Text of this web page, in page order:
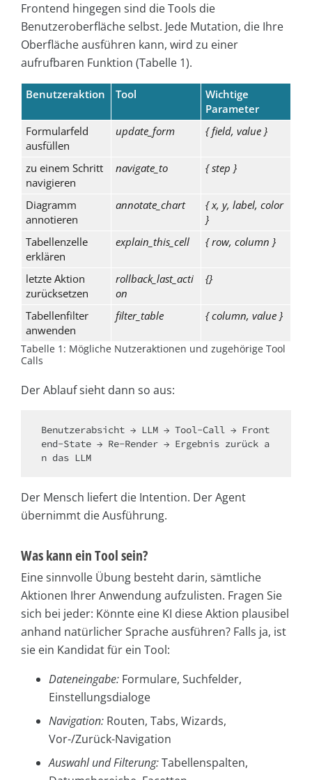
Frontend hingegen sind die Tools die
Benutzeroberfläche selbst. Jede Mutation, die Ihre
Oberfläche ausführen kann, wird zu einer
aufrufbaren Funktion (Tabelle 1).
Benutzeraktion Tool
Wichtige
Parameter
Formularfeld
ausfüllen
update_form { field, value }
zu einem Schritt
navigieren
navigate_to { step }
Diagramm
annotieren
annotate_chart
{ x, y, label, color
}
Tabellenzelle
erklären
explain_this_cell { row, column }
letzte Aktion
zurücksetzen
rollback_last_acti
on
{}
Tabellenfilter
anwenden
filter_table { column, value }
Tabelle 1: Mögliche Nutzeraktionen und zugehörige Tool
Calls
Der Ablauf sieht dann so aus:
Benutzerabsicht → LLM → Tool-Call → Front
end-State → Re-Render → Ergebnis zurück a
Der Mensch liefert die Intention. Der Agent
übernimmt die Ausführung.
Was kann ein Tool sein?
Eine sinnvolle Übung besteht darin, sämtliche
Aktionen Ihrer Anwendung aufzulisten. Fragen Sie
sich bei jeder: Könnte eine KI diese Aktion plausibel
anhand natürlicher Sprache ausführen? Falls ja, ist
sie ein Kandidat für ein Tool:
Dateneingabe: Formulare, Suchfelder,
Einstellungsdialoge
Navigation: Routen, Tabs, Wizards,
Vor-/Zurück-Navigation
Auswahl und Filterung:Tabellenspalten,